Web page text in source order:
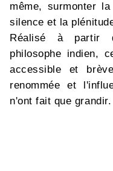
même, surmonter
silence et la
Réalisé à partir
philosophe indien,
accessible et
renommée et
n'ont fait que grandir.